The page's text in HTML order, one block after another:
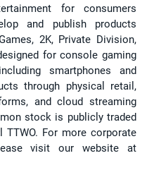
for consumers
and publish products
2K, Private Division,
for console gaming
smartphones and
through physical retail,
and cloud streaming
stock is publicly traded
TTWO. For more corporate
visit our website at